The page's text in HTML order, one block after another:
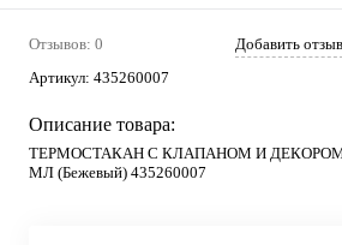
Отзывов: 0
Добавить отзыв
Артикул: 435260007
Описание товара:
ТЕРМОСТАКАН С КЛАПАНОМ И ДЕКОРОМ
МЛ (Бежевый) 435260007